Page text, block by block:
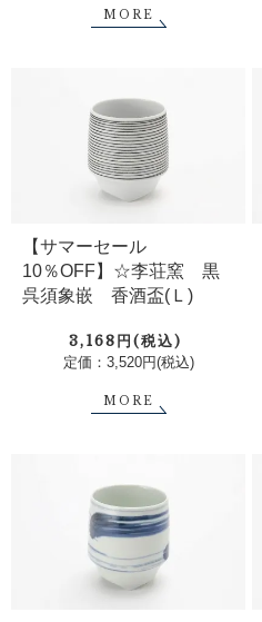
MORE
【サマーセール
10％OFF】☆李荘窯 黒
呉須象嵌 香酒盃(Ｌ)
3,168円(税込)
定価：3,520円(税込)
MORE